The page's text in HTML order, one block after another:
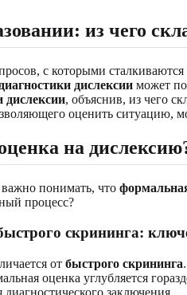
из чего
с которыми
дислексии может
дислексии, объяснив, из чего
оценить ситуацию,
на
понимать, что
процесс?
скрининга:
от быстрого скрининга
оценка углубляется
заключения.